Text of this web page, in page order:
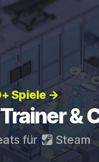
Spiele →
&
für Steam